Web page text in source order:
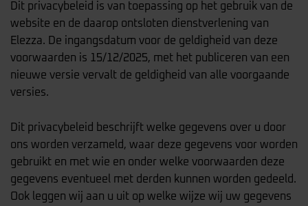
Dit privacybeleid is van toepassing op het gebruik van de
website en de daarop ontsloten dienstverlening van
Elezza. De ingangsdatum voor de geldigheid van deze
voorwaarden is 15/12/2025, met het publiceren van een
nieuwe versie vervalt de geldigheid van alle voorgaande
versies.
Dit privacybeleid beschrijft welke gegevens over u door
ons worden verzameld, waar deze gegevens voor worden
gebruikt en met wie en onder welke voorwaarden deze
gegevens eventueel met derden kunnen worden gedeeld.
Ook leggen wij aan u uit op welke wijze wij uw gegevens